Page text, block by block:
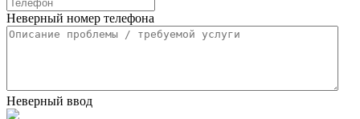
Неверный номер телефона
Неверный ввод